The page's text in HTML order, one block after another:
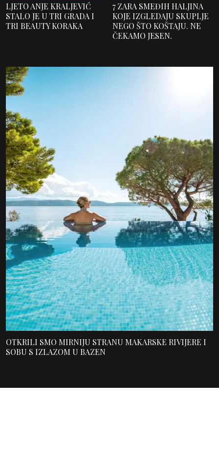
LJETO ANJE KRALJEVIĆ
STALO JE U TRI GRADA I
TRI BEAUTY KORAKA
7 ZARA SMEĐIH HALJINA
KOJE IZGLEDAJU SKUPLJE
NEGO ŠTO KOŠTAJU. NE
ČEKAMO JESEN.
OTKRILI SMO MIRNIJU STRANU MAKARSKE RIVIJERE I
SOBU S IZLAZOM U BAZEN